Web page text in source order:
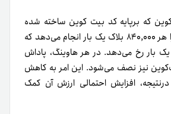
‌کوین که بر‌پایه کد بیت ‌کوین ساخته شده
است، هاوینگ خود را هر ۸۴۰,۰۰۰ بلاک یک‌ بار انجام می‌دهد که
یک‌ بار رخ می‌دهد. در هر هاوینگ، پاداش
نیز نصف می‌شود. این امر به کاهش
افزایش احتمالی ارزش آن کمک